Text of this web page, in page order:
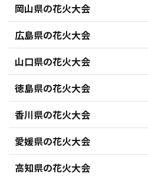
岡山県の花火大会
広島県の花火大会
山口県の花火大会
徳島県の花火大会
香川県の花火大会
愛媛県の花火大会
高知県の花火大会